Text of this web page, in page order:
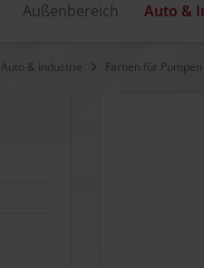
Außenbereich Auto &
Auto & Industrie Farben für Pumpen